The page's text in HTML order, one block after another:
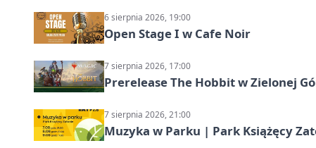
6 sierpnia 2026, 19:00
Open Stage I w Cafe Noir
7 sierpnia 2026, 17:00
Prerelease The Hobbit w Zielonej
7 sierpnia 2026, 21:00
Muzyka w Parku | Park Książęcy